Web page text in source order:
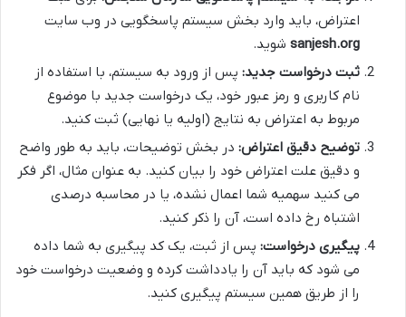
اعتراض، باید وارد بخش سیستم پاسخگویی در وب سایت
sanjesh.org شوید.
ثبت درخواست جدید: پس از ورود به سیستم، با استفاده از
نام کاربری و رمز عبور خود، یک درخواست جدید با موضوع
مربوط به اعتراض به نتایج (اولیه یا نهایی) ثبت کنید.
توضیح دقیق اعتراض: در بخش توضیحات، باید به طور واضح
و دقیق علت اعتراض خود را بیان کنید. به عنوان مثال، اگر فکر
می کنید سهمیه شما اعمال نشده، یا در محاسبه درصدی
اشتباه رخ داده است، آن را ذکر کنید.
پیگیری درخواست: پس از ثبت، یک کد پیگیری به شما داده
می شود که باید آن را یادداشت کرده و وضعیت درخواست خود
را از طریق همین سیستم پیگیری کنید.